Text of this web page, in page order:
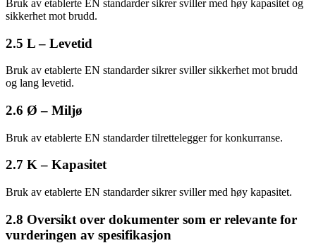
Bruk av etablerte EN standarder sikrer sviller med høy kapasitet og
sikkerhet mot brudd.
2.5 L – Levetid
Bruk av etablerte EN standarder sikrer sviller sikkerhet mot brudd
og lang levetid.
2.6 Ø – Miljø
Bruk av etablerte EN standarder tilrettelegger for konkurranse.
2.7 K – Kapasitet
Bruk av etablerte EN standarder sikrer sviller med høy kapasitet.
2.8 Oversikt over dokumenter som er relevante for
vurderingen av spesifikasjon